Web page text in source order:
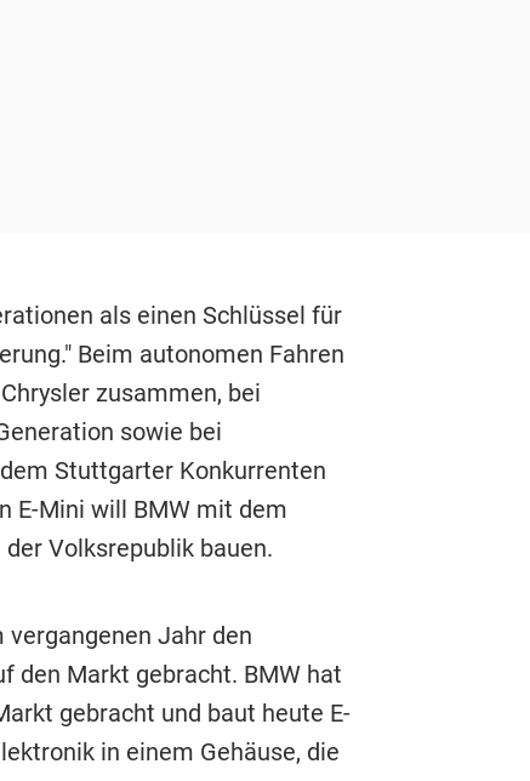
als einen Schlüssel für
Beim autonomen Fahren
zusammen, bei
sowie bei
Stuttgarter Konkurrenten
E-Mini will BMW mit dem
Volksrepublik bauen.
Jahr den
den Markt gebracht. BMW hat
gebracht und baut heute E-
in einem Gehäuse, die